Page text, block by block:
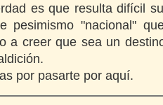
es que resulta difícil
pesimismo "nacional"
a creer que sea un
por pasarte por aquí.